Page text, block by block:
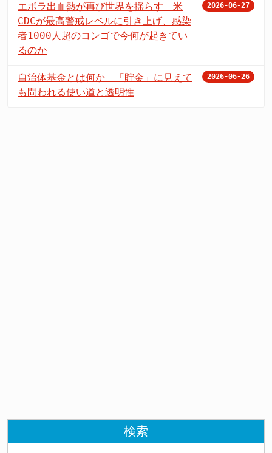
エボラ出血熱が再び世界を揺らす 米
CDCが最高警戒レベルに引き上げ、感染
者1000人超のコンゴで今何が起きてい
るのか
2026-06-27
自治体基金とは何か 「貯金」に見えて
も問われる使い道と透明性
2026-06-26
検索